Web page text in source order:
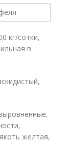
кг/сотки,
в
желтая,